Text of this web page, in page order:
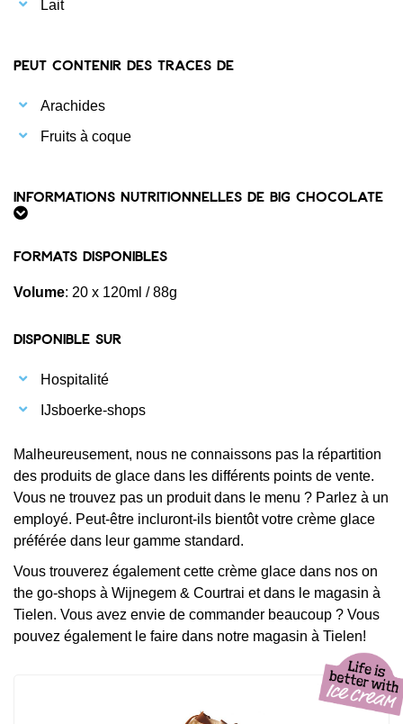
Lait
Peut contenir des traces de
Arachides
Fruits à coque
Informations nutritionnelles de BIG chocolate
Formats disponibles
Volume: 20 x 120ml / 88g
Disponible sur
Hospitalité
IJsboerke-shops
Malheureusement, nous ne connaissons pas la répartition
des produits de glace dans les différents points de vente.
Vous ne trouvez pas un produit dans le menu ? Parlez à un
employé. Peut-être incluront-ils bientôt votre crème glace
préférée dans leur gamme standard.
Vous trouverez également cette crème glace dans nos on
the go-shops à Wijnegem & Courtrai et dans le magasin à
Tielen. Vous avez envie de commander beaucoup ? Vous
pouvez également le faire dans notre magasin à Tielen!